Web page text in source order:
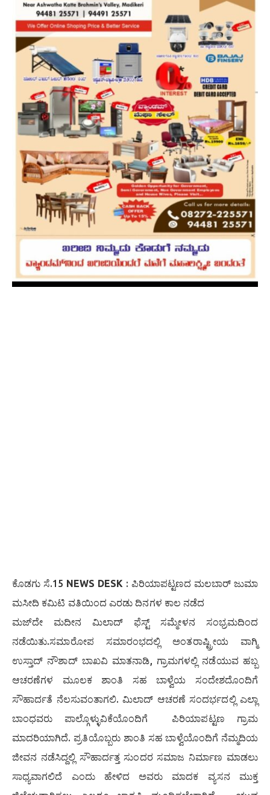
ಕೊಡಗು ಸೆ.15 NEWS DESK : ಪಿರಿಯಾಪಟ್ಟಣದ ಮಲಬಾ‌ರ್ ಜುಮಾ
ಮಸೀದಿ ಕಮಿಟಿ ವತಿಯಿಂದ ಎರಡು ದಿನಗಳ ಕಾಲ ನಡೆದ
ಮಜ್‌ದೇ ಮದೀನ ಮಿಲಾದ್ ಫೆಸ್ಟ್ ಸಮ್ಮೇಳನ ಸಂಭ್ರಮದಿಂದ
ನಡೆಯಿತು.ಸಮಾರೋಪ ಸಮಾರಂಭದಲ್ಲಿ ಅಂತರಾಷ್ಟ್ರೀಯ ವಾಗ್ಮಿ
ಉಸ್ತಾದ್ ನೌಶಾದ್ ಬಾಖವಿ ಮಾತನಾಡಿ, ಗ್ರಾಮಗಳಲ್ಲಿ ನಡೆಯುವ ಹಬ್ಬ
ಆಚರಣೆಗಳ ಮೂಲಕ ಶಾಂತಿ ಸಹ ಬಾಳ್ವೆಯ ಸಂದೇಶದೊಂದಿಗೆ
ಸೌಹಾರ್ದತೆ ನೆಲಸುವಂತಾಗಲಿ. ಮಿಲಾದ್ ಆಚರಣೆ ಸಂದರ್ಭದಲ್ಲಿ ಎಲ್ಲಾ
ಬಾಂಧವರು ಪಾಲ್ಗೊಳ್ಳುವಿಕೆಯೊಂದಿಗೆ ಪಿರಿಯಾಪಟ್ಟಣ ಗ್ರಾಮ
ಮಾದರಿಯಾಗಿದೆ. ಪ್ರತಿಯೊಬ್ಬರು ಶಾಂತಿ ಸಹ ಬಾಳ್ವೆಯೊಂದಿಗೆ ನೆಮ್ಮದಿಯ
ಜೀವನ ನಡೆಸಿದ್ದಲ್ಲಿ ಸೌಹಾರ್ದತ್ತ ಸುಂದರ ಸಮಾಜ ನಿರ್ಮಾಣ ಮಾಡಲು
ಸಾಧ್ಯವಾಗಲಿದೆ ಎಂದು ಹೇಳಿದ ಅವರು ಮಾದಕ ವ್ಯಸನ ಮುಕ್ತ